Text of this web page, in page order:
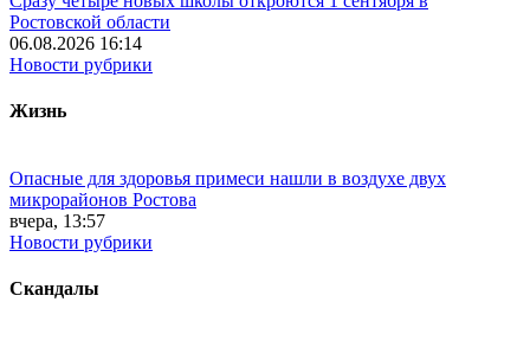
Ростовской области
06.08.2026 16:14
Новости рубрики
Жизнь
Опасные для здоровья примеси нашли в воздухе двух
микрорайонов Ростова
вчера, 13:57
Новости рубрики
Скандалы